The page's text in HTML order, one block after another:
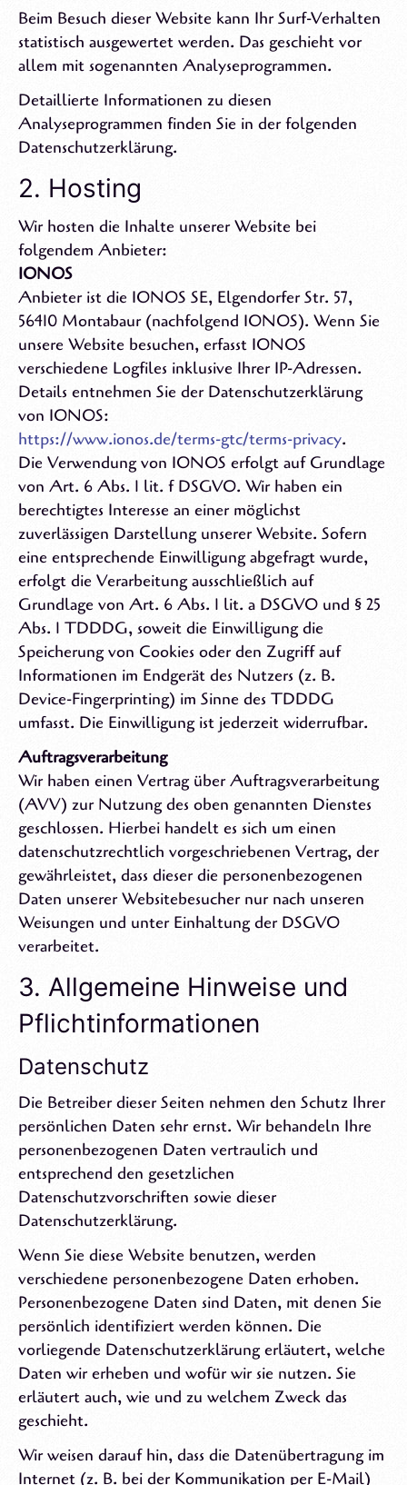
Beim Besuch dieser Website kann Ihr Surf-Verhalten
statistisch ausgewertet werden. Das geschieht vor
allem mit sogenannten Analyseprogrammen.
Detaillierte Informationen zu diesen
Analyseprogrammen finden Sie in der folgenden
Datenschutzerklärung.
2. Hosting
Wir hosten die Inhalte unserer Website bei
folgendem Anbieter:
IONOS
Anbieter ist die IONOS SE, Elgendorfer Str. 57,
56410 Montabaur (nachfolgend IONOS). Wenn Sie
unsere Website besuchen, erfasst IONOS
verschiedene Logfiles inklusive Ihrer IP-Adressen.
Details entnehmen Sie der Datenschutzerklärung
von IONOS:
https://www.ionos.de/terms-gtc/terms-privacy.
Die Verwendung von IONOS erfolgt auf Grundlage
von Art. 6 Abs. 1 lit. f DSGVO. Wir haben ein
berechtigtes Interesse an einer möglichst
zuverlässigen Darstellung unserer Website. Sofern
eine entsprechende Einwilligung abgefragt wurde,
erfolgt die Verarbeitung ausschließlich auf
Grundlage von Art. 6 Abs. 1 lit. a DSGVO und § 25
Abs. 1 TDDDG, soweit die Einwilligung die
Speicherung von Cookies oder den Zugriff auf
Informationen im Endgerät des Nutzers (z. B.
Device-Fingerprinting) im Sinne des TDDDG
umfasst. Die Einwilligung ist jederzeit widerrufbar.
Auftragsverarbeitung
Wir haben einen Vertrag über Auftragsverarbeitung
(AVV) zur Nutzung des oben genannten Dienstes
geschlossen. Hierbei handelt es sich um einen
datenschutzrechtlich vorgeschriebenen Vertrag, der
gewährleistet, dass dieser die personenbezogenen
Daten unserer Websitebesucher nur nach unseren
Weisungen und unter Einhaltung der DSGVO
verarbeitet.
3. Allgemeine Hinweise und
Pflichtinformationen
Datenschutz
Die Betreiber dieser Seiten nehmen den Schutz Ihrer
persönlichen Daten sehr ernst. Wir behandeln Ihre
personenbezogenen Daten vertraulich und
entsprechend den gesetzlichen
Datenschutzvorschriften sowie dieser
Datenschutzerklärung.
Wenn Sie diese Website benutzen, werden
verschiedene personenbezogene Daten erhoben.
Personenbezogene Daten sind Daten, mit denen Sie
persönlich identifiziert werden können. Die
vorliegende Datenschutzerklärung erläutert, welche
Daten wir erheben und wofür wir sie nutzen. Sie
erläutert auch, wie und zu welchem Zweck das
geschieht.
Wir weisen darauf hin, dass die Datenübertragung im
Internet (z. B. bei der Kommunikation per E-Mail)